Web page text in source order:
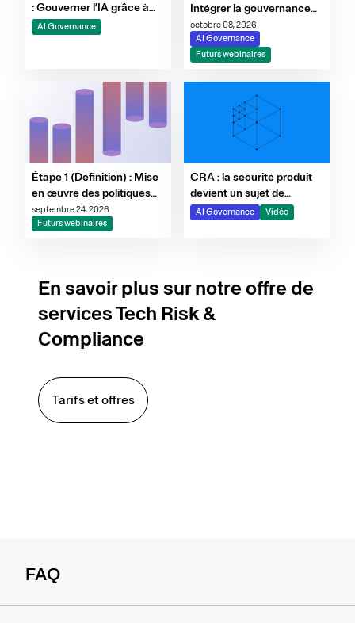
: Gouverner l’IA grâce à
des garde-fous, à la
surveillance et à
AI Governance
Intégrer la gouvernance
au cycle de vie de l’IA
octobre 08, 2026
AI Governance
Futurs webinaires
Étape 1 (Définition) : Mise
en œuvre des politiques
d'IA et instauration d'une
gouvernance
septembre 24, 2026
Futurs webinaires
CRA : la sécurité produit
devient un sujet de
gouvernance
AI Governance Vidéo
En savoir plus sur notre offre de
services Tech Risk &
Compliance
Tarifs et offres
FAQ